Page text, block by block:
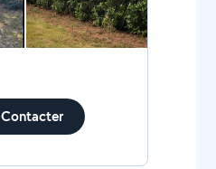
Contacter